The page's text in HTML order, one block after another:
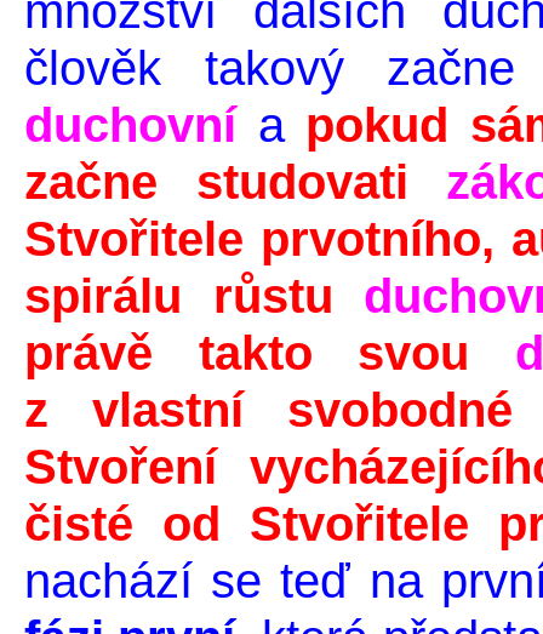
člověk takový
duchovnía pokud
začne studovati
Stvořitele prvotního,
spirálu růstu
právě takto svou
z vlastní
Stvoření
čisté od Stvořitele
nachází se teď na